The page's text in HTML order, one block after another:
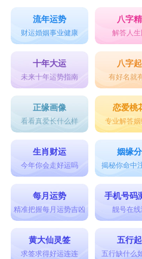
流年运势
财运婚姻事业健康
八字
解答人
十年大运
未来十年运势指南
八字
有好名就
正缘画像
看看真爱长什么样
恋爱桃
专业解答
生肖财运
今年你会走好运吗
姻缘
揭秘你命中
每月运势
精准把握每月运势吉凶
手机号码
靓号在
黄大仙灵签
求签求得好运连连
五行
五行缺什么